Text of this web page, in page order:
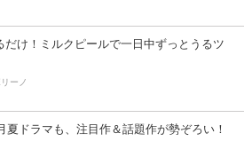
だけ！ミルクピールで一日中ずっとうるツ
ーノ
夏ドラマも、注目作＆話題作が勢ぞろい！